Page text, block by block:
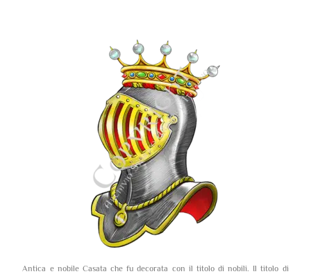
Antica e nobile Casata che fu decorata con il titolo di nobili. Il titolo di